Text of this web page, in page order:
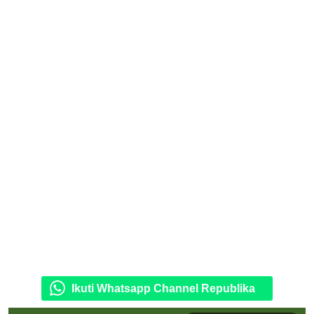
Ikuti Whatsapp Channel Republika